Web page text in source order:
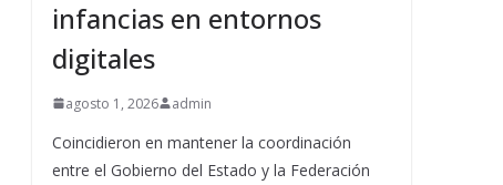
infancias en entornos
digitales
agosto 1, 2026 admin
Coincidieron en mantener la coordinación
entre el Gobierno del Estado y la Federación